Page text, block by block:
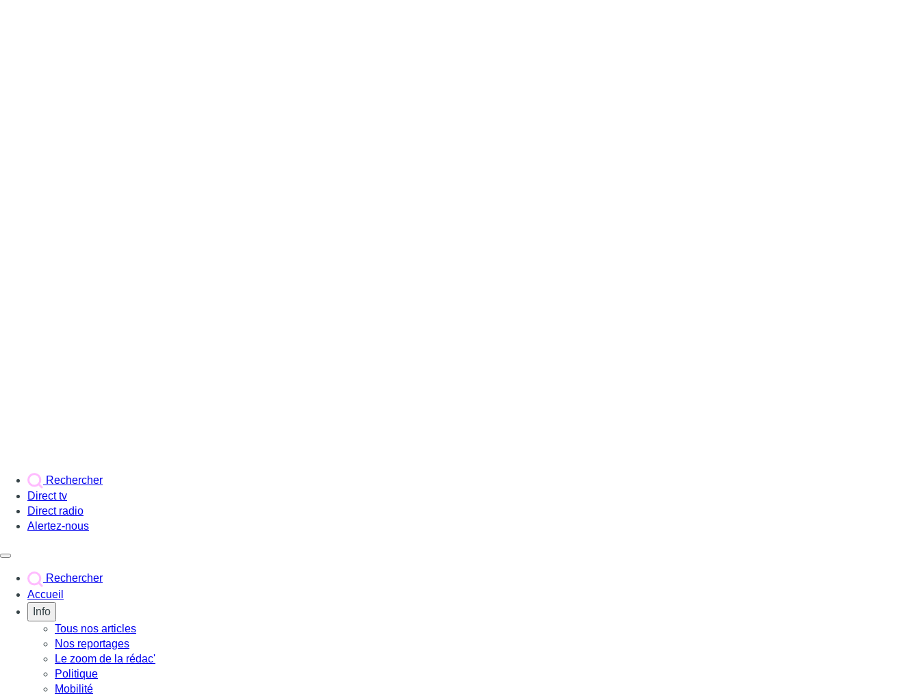
Rechercher
Direct tv
Direct radio
Alertez-nous
Rechercher
Accueil
Info
Tous nos articles
Nos reportages
Le zoom de la rédac'
Politique
Mobilité